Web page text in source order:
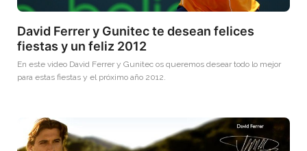
David Ferrer y Gunitec te desean felices
fiestas y un feliz 2012
En este video David Ferrer y Gunitec os queremos desear todo lo mejor
para estas fiestas y el próximo año 2012.